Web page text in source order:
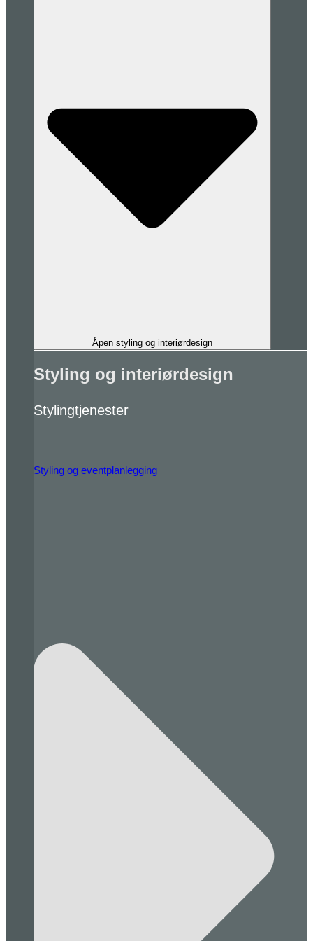
Åpen styling og interiørdesign
Styling og interiørdesign
Stylingtjenester
Styling og eventplanlegging